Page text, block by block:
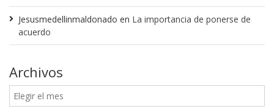
Jesusmedellinmaldonado en La importancia de ponerse de
acuerdo
Archivos